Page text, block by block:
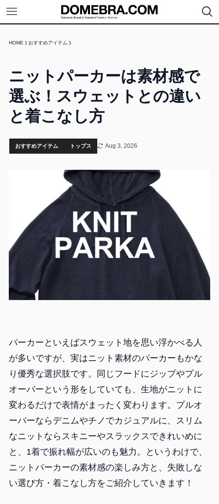
HOME おすすめアイテム
ニットパーカーは素材感で
選ぶ！スウェットとの違い
と着こなし方
おすすめアイテム トップス Aug 3, 2026
パーカーといえばスウェット地を思い浮かべる人
が多いですが、実はニット素材のパーカーもかな
り優秀な選択肢です。同じフードにジップやプル
オーバーという形をしていても、生地がニットに
変わるだけで表情がまったく変わります。プルオ
ーバーならデニムやチノでカジュアルに、スリム
なニットならスキニーやスラックスできれいめに
と、1着で振れ幅が広いのも魅力。というわけで、
ニットパーカーの素材感の楽しみ方と、失敗しな
い選び方・着こなし方をご紹介していきます！